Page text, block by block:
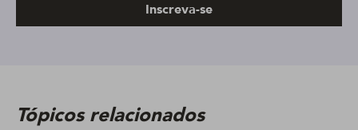
Inscreva-se
Tópicos relacionados